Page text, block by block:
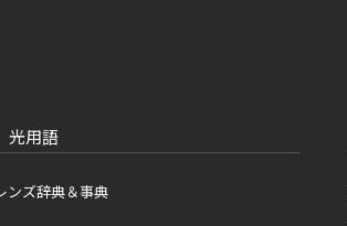
光用語
ンズ辞典＆事典